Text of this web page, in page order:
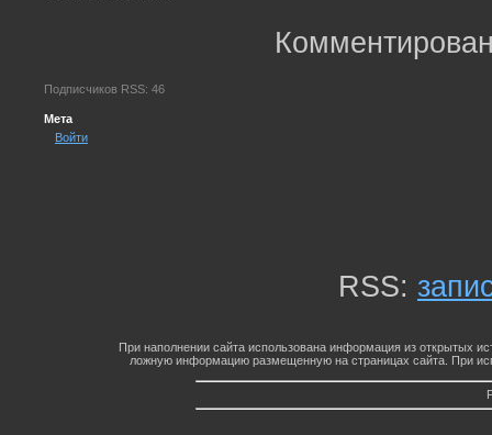
Подписчиков RSS: 46
Мета
Войти
RSS:
При наполнении сайта использована информация из открытых
ложную информацию размещенную на страницах сайта. При